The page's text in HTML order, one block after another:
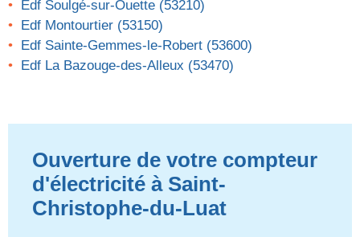
Edf Soulgé-sur-Ouette (53210)
Edf Montourtier (53150)
Edf Sainte-Gemmes-le-Robert (53600)
Edf La Bazouge-des-Alleux (53470)
Ouverture de votre compteur
d'électricité à Saint-
Christophe-du-Luat